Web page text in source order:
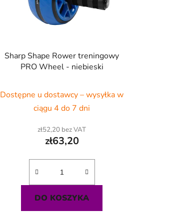
u
Sharp Shape Rower treningowy
PRO Wheel - niebieski
Dostępne u dostawcy – wysyłka w
ciągu 4 do 7 dni
zł52,20 bez VAT
zł63,20
DO KOSZYKA